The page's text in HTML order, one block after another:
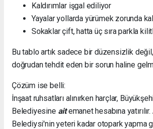
Kaldırımlar işgal ediliyor
Yayalar yollarda yürümek zorunda
Sokaklar çift, hatta üç sıra parkla
Bu tablo artık sadece bir düzensizlik değil,
doğrudan tehdit eden bir sorun haline
Çözüm ise belli:
İnşaat ruhsatları alınırken harçlar,
Belediyesine aitemanet hesabına
Belediysi'nin yeteri kadar otopark yapma